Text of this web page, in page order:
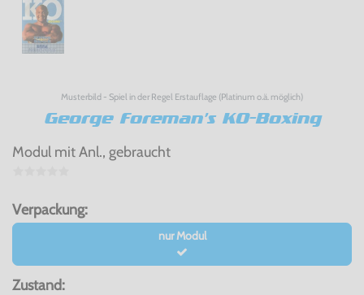
Musterbild - Spiel in der Regel Erstauflage (Platinum o.ä. möglich)
George Foreman's KO-Boxing
Modul mit Anl., gebraucht
Verpackung:
nur Modul
Zustand: